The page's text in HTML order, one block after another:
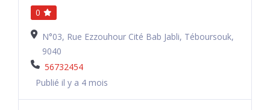
0
N°03, Rue Ezzouhour Cité Bab Jabli, Téboursouk,
9040
56732454
Publié il y a 4 mois